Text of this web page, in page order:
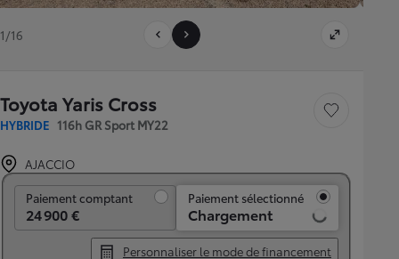
1/16
Toyota Yaris Cross
HYBRIDE 116h GR Sport MY22
Sauvegarder le
AJACCIO
Paiement comptant
24 900 €
Paiement sélectionné
Chargement
Personnaliser le mode de financement